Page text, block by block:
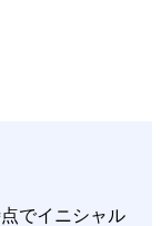
でイニシャル